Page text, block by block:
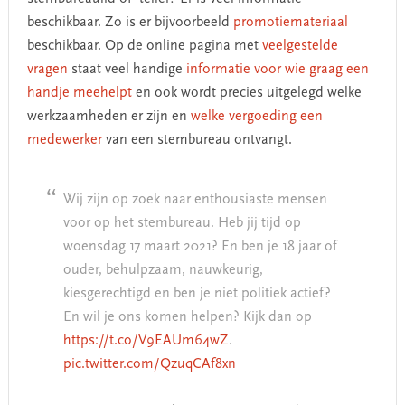
beschikbaar. Zo is er bijvoorbeeld promotiemateriaal
beschikbaar. Op de online pagina met veelgestelde
vragen staat veel handige informatie voor wie graag een
handje meehelpten ook wordt precies uitgelegd welke
werkzaamheden er zijn en welke vergoeding een
medewerkervan een stembureau ontvangt.
Wij zijn op zoek naar enthousiaste mensen
voor op het stembureau. Heb jij tijd op
woensdag 17 maart 2021? En ben je 18 jaar of
ouder, behulpzaam, nauwkeurig,
kiesgerechtigd en ben je niet politiek actief?
En wil je ons komen helpen? Kijk dan op
https://t.co/V9EAUm64wZ.
pic.twitter.com/QzuqCAf8xn